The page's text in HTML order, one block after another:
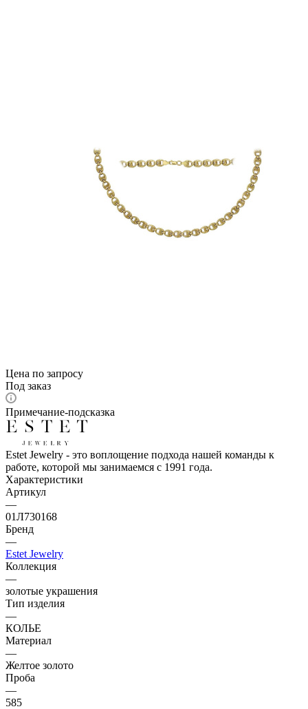
Цена по запросу
Под заказ
Примечание-подсказка
Estet Jewelry - это воплощение подхода нашей команды к
работе, которой мы занимаемся с 1991 года.
Характеристики
Артикул
—
01Л730168
Бренд
—
Estet Jewelry
Коллекция
—
золотые украшения
Тип изделия
—
КОЛЬЕ
Материал
—
Желтое золото
Проба
—
585